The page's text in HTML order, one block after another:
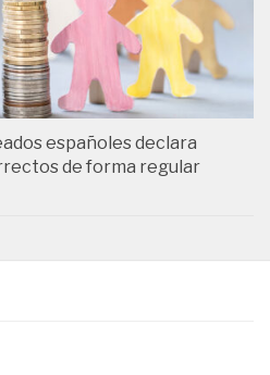
españoles declara
de forma regular